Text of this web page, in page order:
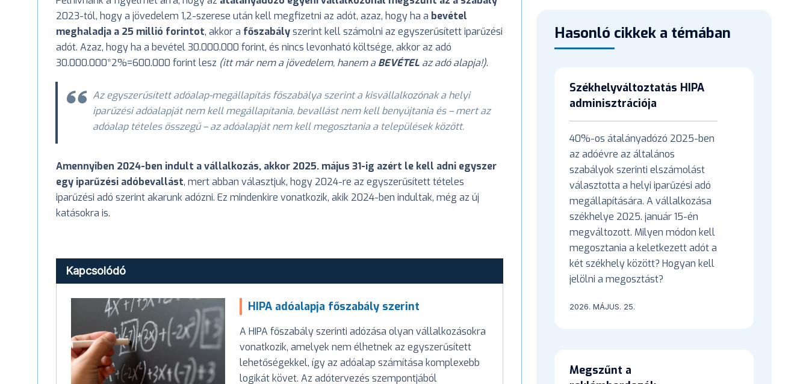
2023-tól, hogy a jövedelem 1,2-szerese után kell megfizetni az adót, azaz, hogy ha a bevétel
meghaladja a 25 millió forintot, akkor a főszabályszerint kell számolni az egyszerűsített iparűzési
adót. Azaz, hogy ha a bevétel 30.000.000 forint, és nincs levonható költsége, akkor az adó
30.000.000*2%=600.000 forint lesz (itt már nem a jövedelem, hanem aBEVÉTEL az adó alapja!).
Az egyszerűsített adóalap-megállapítás főszabálya szerint a kisvállalkozónak a helyi
iparűzési adóalapját nem kell megállapítania, bevallást nem kell benyújtania és – mert az
adóalap tételes összegű – az adóalapját nem kell megosztania a települések között.
Amennyiben 2024-ben indult a vállalkozás, akkor 2025. május 31-ig azért le kell adni egyszer
egy iparűzési adóbevallást, mert abban választjuk, hogy 2024-re az egyszerűsített tételes
iparűzési adó szerint akarunk adózni. Ez mindenkire vonatkozik, akik 2024-ben indultak, még az új
katásokra is.
Kapcsolódó
HIPA adóalapja főszabály szerint
A HIPA főszabály szerinti adózása olyan vállalkozásokra
vonatkozik, amelyek nem élhetnek az egyszerűsített
lehetőségekkel, így az adóalap számítása komplexebb
logikát követ. Az adótervezés szempontjából
Hasonló cikkek a témában
Székhelyváltoztatás HIPA
adminisztrációja
40%-os átalányadózó 2025-ben
az adóévre az általános
szabályok szerinti elszámolást
választotta a helyi iparűzési adó
megállapítására. A vállalkozása
székhelye 2025. január 15-én
megváltozott. Milyen módon kell
megosztania a keletkezett adót a
két székhely között? Hogyan kell
jelölni a megosztást?
2026. MÁJUS. 25.
Megszűnt a